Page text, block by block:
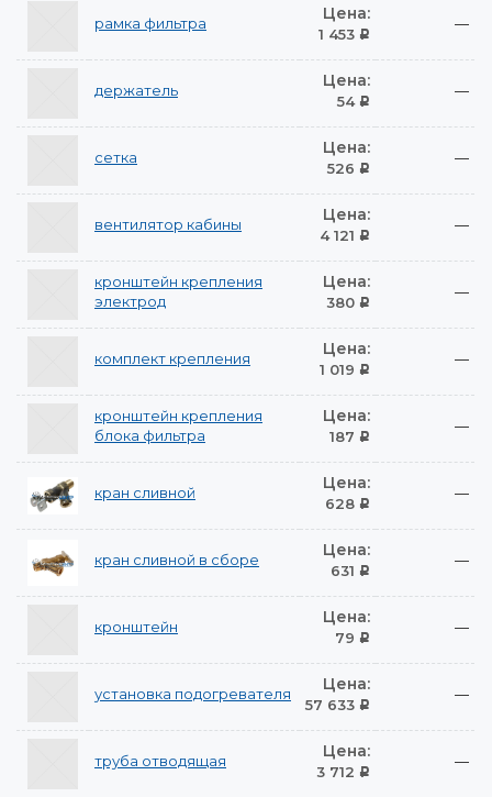
рамка фильтра Цена:
1 453 Р
—
держатель Цена:
54 Р
—
сетка Цена:
526 Р
—
вентилятор кабины Цена:
4 121 Р
—
кронштейн крепления
электрод
Цена:
380 Р
—
комплект крепления Цена:
1 019 Р
—
кронштейн крепления
блока фильтра
Цена:
187 Р
—
кран сливной Цена:
628 Р
—
кран сливной в сборе Цена:
631 Р
—
кронштейн Цена:
79 Р
—
установка подогревателя Цена:
57 633 Р
—
труба отводящая Цена:
3 712 Р
—